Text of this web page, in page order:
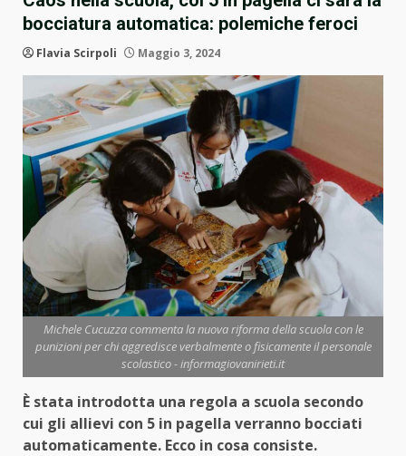
bocciatura automatica: polemiche feroci
Flavia Scirpoli Maggio 3, 2024
Michele Cucuzza commenta la nuova riforma della scuola con le
punizioni per chi aggredisce verbalmente o fisicamente il personale
scolastico - informagiovanirieti.it
È stata introdotta una regola a scuola secondo
cui gli allievi con 5 in pagella verranno bocciati
automaticamente. Ecco in cosa consiste.